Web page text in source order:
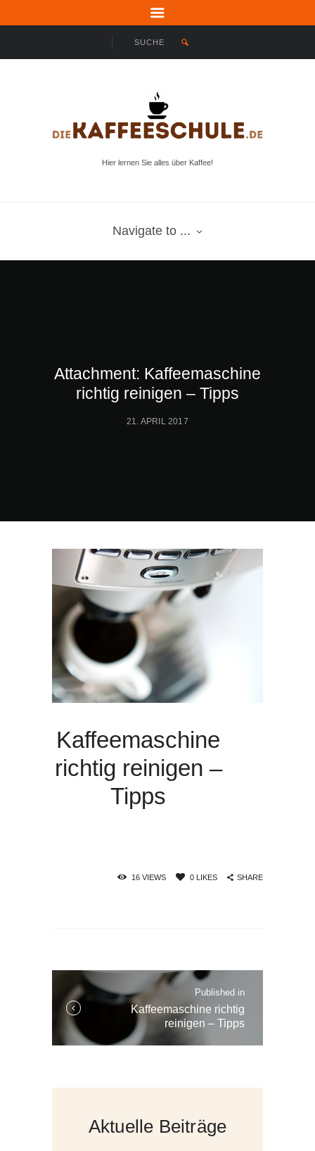
Hier lernen Sie alles über Kaffee!
Navigate to ...
Attachment: Kaffeemaschine
richtig reinigen – Tipps
21. APRIL 2017
Kaffeemaschine
richtig reinigen –
Tipps
16VIEWS 0LIKES SHARE
Published in
post:
Kaffeemaschine richtig
reinigen – Tipps
Aktuelle Beiträge